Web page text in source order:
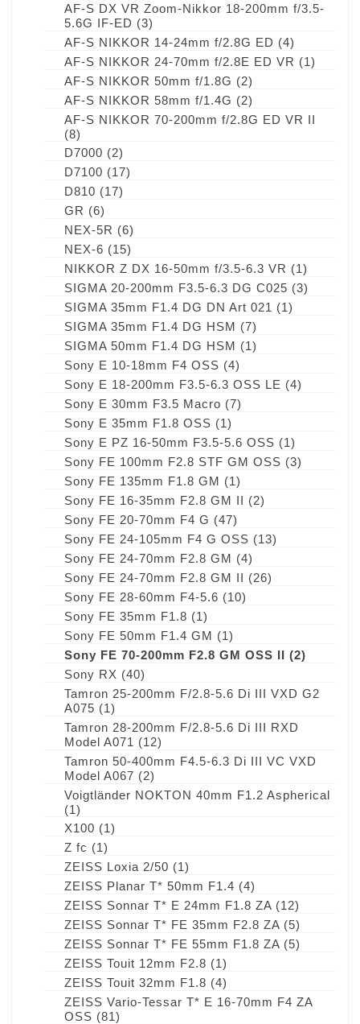
AF-S DX VR Zoom-Nikkor 18-200mm f/3.5-
5.6G IF-ED (3)
AF-S NIKKOR 14-24mm f/2.8G ED (4)
AF-S NIKKOR 24-70mm f/2.8E ED VR (1)
AF-S NIKKOR 50mm f/1.8G (2)
AF-S NIKKOR 58mm f/1.4G (2)
AF-S NIKKOR 70-200mm f/2.8G ED VR II
(8)
D7000 (2)
D7100 (17)
D810 (17)
GR (6)
NEX-5R (6)
NEX-6 (15)
NIKKOR Z DX 16-50mm f/3.5-6.3 VR (1)
SIGMA 20-200mm F3.5-6.3 DG C025 (3)
SIGMA 35mm F1.4 DG DN Art 021 (1)
SIGMA 35mm F1.4 DG HSM (7)
SIGMA 50mm F1.4 DG HSM (1)
Sony E 10-18mm F4 OSS (4)
Sony E 18-200mm F3.5-6.3 OSS LE (4)
Sony E 30mm F3.5 Macro (7)
Sony E 35mm F1.8 OSS (1)
Sony E PZ 16-50mm F3.5-5.6 OSS (1)
Sony FE 100mm F2.8 STF GM OSS (3)
Sony FE 135mm F1.8 GM (1)
Sony FE 16-35mm F2.8 GM II (2)
Sony FE 20-70mm F4 G (47)
Sony FE 24-105mm F4 G OSS (13)
Sony FE 24-70mm F2.8 GM (4)
Sony FE 24-70mm F2.8 GM II (26)
Sony FE 28-60mm F4-5.6 (10)
Sony FE 35mm F1.8 (1)
Sony FE 50mm F1.4 GM (1)
Sony FE 70-200mm F2.8 GM OSS II (2)
Sony RX (40)
Tamron 25-200mm F/2.8-5.6 Di III VXD G2
A075 (1)
Tamron 28-200mm F/2.8-5.6 Di III RXD
Model A071 (12)
Tamron 50-400mm F4.5-6.3 Di III VC VXD
Model A067 (2)
Voigtländer NOKTON 40mm F1.2 Aspherical
(1)
X100 (1)
Z fc (1)
ZEISS Loxia 2/50 (1)
ZEISS Planar T* 50mm F1.4 (4)
ZEISS Sonnar T* E 24mm F1.8 ZA (12)
ZEISS Sonnar T* FE 35mm F2.8 ZA (5)
ZEISS Sonnar T* FE 55mm F1.8 ZA (5)
ZEISS Touit 12mm F2.8 (1)
ZEISS Touit 32mm F1.8 (4)
ZEISS Vario-Tessar T* E 16-70mm F4 ZA
OSS (81)